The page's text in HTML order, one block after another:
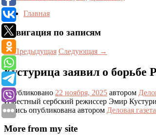
Главная
Навигация по записям
←Предыдущая Следующая →
Кустурица заявил о борьбе
Опубликовано 22 ноября, 2025 автором
Известный сербский режиссер Эмир
Запись опубликована автором Деловая
More from my site